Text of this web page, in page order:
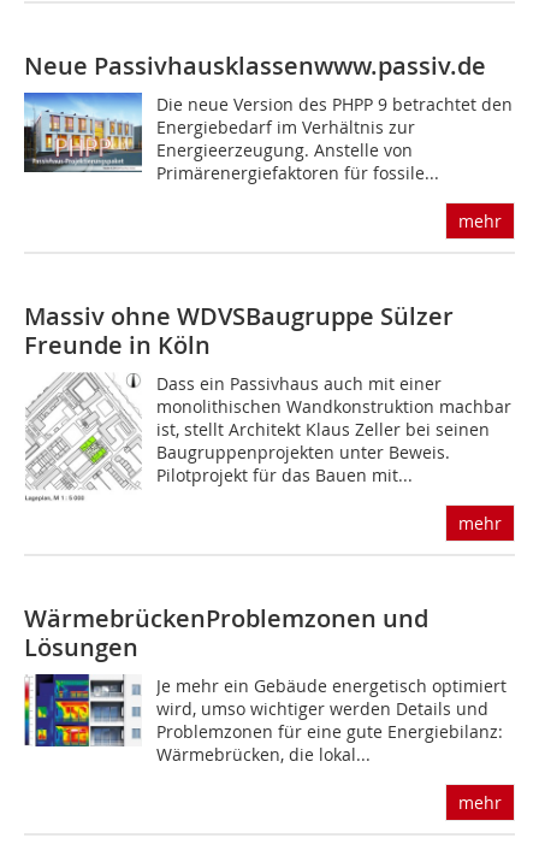
Neue Passivhausklassenwww.passiv.de
Die neue Version des PHPP 9 betrachtet den
Energiebedarf im Verhältnis zur
Energieerzeugung. Anstelle von
Primärenergiefaktoren für fossile...
mehr
Massiv ohne WDVSBaugruppe Sülzer
Freunde in Köln
Dass ein Passivhaus auch mit einer
monolithischen Wandkonstruktion machbar
ist, stellt Architekt Klaus Zeller bei seinen
Baugruppenprojekten unter Beweis.
Pilotprojekt für das Bauen mit...
mehr
WärmebrückenProblemzonen und
Lösungen
Je mehr ein Gebäude energetisch optimiert
wird, umso wichtiger werden Details und
Problemzonen für eine gute Energiebilanz:
Wärmebrücken, die lokal...
mehr